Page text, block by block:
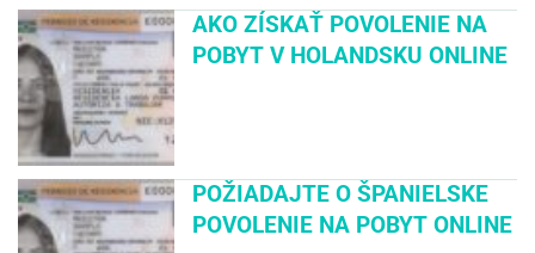
AKO ZÍSKAŤ POVOLENIE NA
POBYT V HOLANDSKU ONLINE
POŽIADAJTE O ŠPANIELSKE
POVOLENIE NA POBYT ONLINE